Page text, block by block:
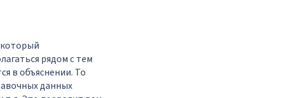
рядом с тем
в объяснении. То
данных